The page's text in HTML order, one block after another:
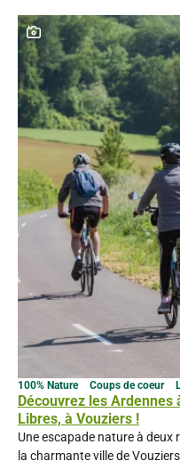
Découvrez les Ardennes
Libres, à Vouziers !
100% Nature Coups de coeur
Une escapade nature à deux
la charmante ville de
Ce contenu contient